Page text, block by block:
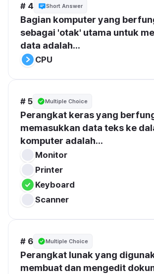
# 4 Short Answer
Bagian komputer yang
sebagai 'otak' utama untuk
data adalah...
CPU
# 5 Multiple Choice
Perangkat keras yang
memasukkan data teks ke
komputer adalah...
Monitor
Printer
Keyboard
Scanner
# 6 Multiple Choice
Perangkat lunak yang
membuat dan mengedit